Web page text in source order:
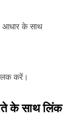
आधार के साथ
करें।
के साथ लिंक